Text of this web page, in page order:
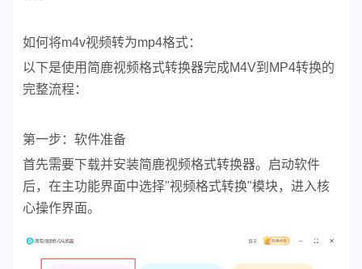
如何将m4v视频转为mp4格式：
以下是使用简鹿视频格式转换器完成M4V到MP4转换的
完整流程：
第一步：软件准备
首先需要下载并安装简鹿视频格式转换器。启动软件
后，在主功能界面中选择"视频格式转换"模块，进入核
心操作界面。